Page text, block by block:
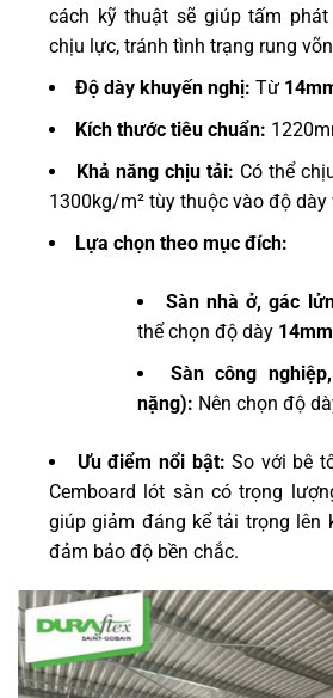
cách kỹ thuật sẽ giúp tấm
chịu lực, tránh tình trạng rung
Độ dày khuyến nghị: Từ
Kích thước tiêu chuẩn:
Khả năng chịu tải: Có thể
1300kg/m² tùy thuộc vào độ dày
Lựa chọn theo mục đích:
Sàn nhà ở, gác
thể chọn độ dày
Sàn công
nặng): Nên chọn độ
Ưu điểm nổi bật: So với bê
Cemboard lót sàn có trọng
giúp giảm đáng kể tải trọng lên
đảm bảo độ bền chắc.